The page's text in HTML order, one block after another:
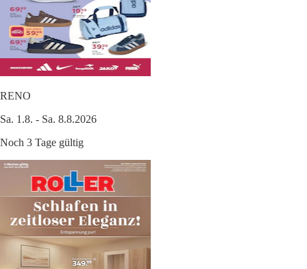
RENO
Sa. 1.8. - Sa. 8.8.2026
Noch 3 Tage gültig